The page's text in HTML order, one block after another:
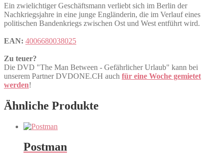
Ein zwielichtiger Geschäftsmann verliebt sich im Berlin der
Nachkriegsjahre in eine junge Engländerin, die im Verlauf eines
politischen Bandenkriegs zwischen Ost und West entführt wird.
EAN: 4006680038025
Zu teuer?
Die DVD "The Man Between - Gefährlicher Urlaub" kann bei
unserem Partner DVDONE.CH auch für eine Woche gemietet
werden!
Ähnliche Produkte
Postman